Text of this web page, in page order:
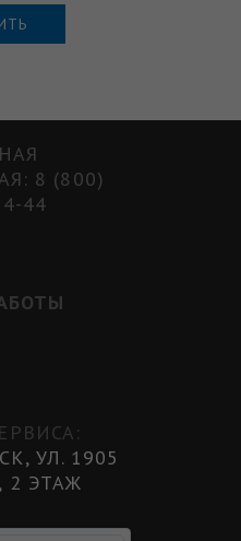
8 (800)
44
УЛ. 1905
2 ЭТАЖ